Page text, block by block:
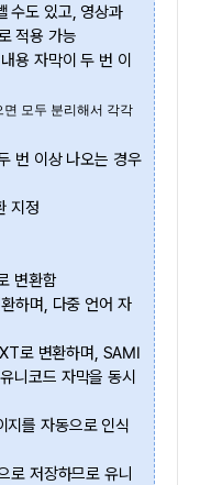
수도 있고, 영상과
적용 가능
용 자막이 두 번 이
모두 분리해서 각각
번 이상 나오는 경우
지정
변환함
하며, 다중 언어 자
로 변환하며, SAMI
니코드 자막을 동시
를 자동으로 인식
저장하므로 유니